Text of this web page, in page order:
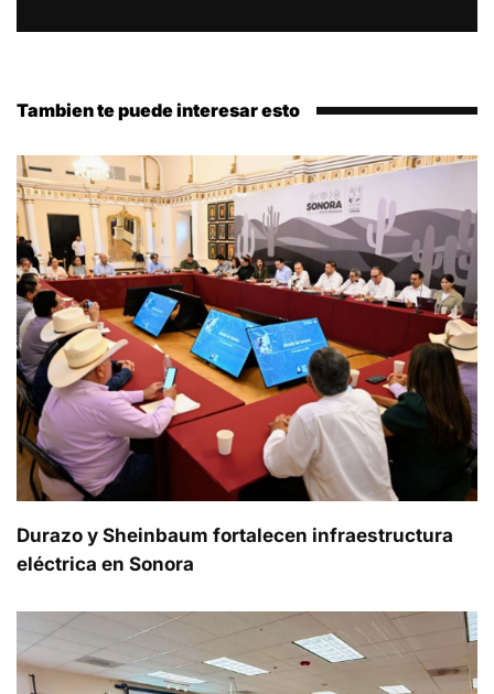
Tambien te puede interesar esto
Durazo y Sheinbaum fortalecen infraestructura
eléctrica en Sonora